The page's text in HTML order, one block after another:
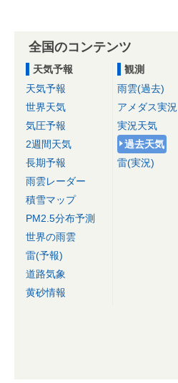
全国のコンテンツ
天気予報
天気予報
世界天気
気圧予報
2週間天気
長期予報
雨雲レーダー
積雪マップ
PM2.5分布予測
世界の雨雲
雷(予報)
道路気象
黄砂情報
観測
雨雲(過去)
アメダス実況
実況天気
過去天気
雷(実況)